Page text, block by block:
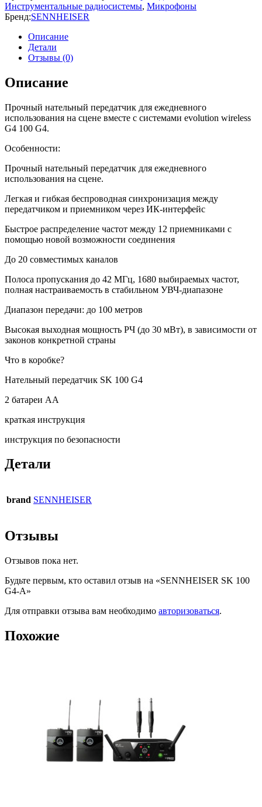
Инструментальные радиосистемы, Микрофоны
Бренд:SENNHEISER
Описание
Детали
Отзывы (0)
Описание
Прочный нательный передатчик для ежедневного
использования на сцене вместе с системами evolution wireless
G4 100 G4.
Особенности:
Прочный нательный передатчик для ежедневного
использования на сцене.
Легкая и гибкая беспроводная синхронизация между
передатчиком и приемником через ИК-интерфейс
Быстрое распределение частот между 12 приемниками с
помощью новой возможности соединения
До 20 совместимых каналов
Полоса пропускания до 42 МГц, 1680 выбираемых частот,
полная настраиваемость в стабильном УВЧ-диапазоне
Диапазон передачи: до 100 метров
Высокая выходная мощность РЧ (до 30 мВт), в зависимости от
законов конкретной страны
Что в коробке?
Нательный передатчик SK 100 G4
2 батареи АА
краткая инструкция
инструкция по безопасности
Детали
brand SENNHEISER
Отзывы
Отзывов пока нет.
Будьте первым, кто оставил отзыв на «SENNHEISER SK 100
G4-A»
Для отправки отзыва вам необходимо авторизоваться.
Похожие